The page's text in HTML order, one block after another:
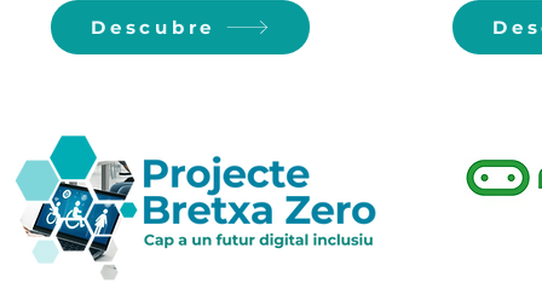
Descubre